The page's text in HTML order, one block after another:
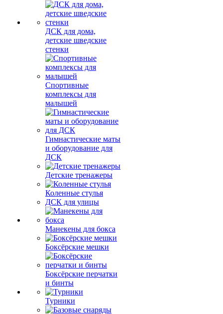
ДСК для дома,
детские шведские
стенки
Спортивные
комплексы для
малышей
Гимнастические маты
и оборудование для
ДСК
Детские тренажеры
Коленные стулья
ДСК для улицы
Манекены для бокса
Боксёрские мешки
Боксёрские перчатки
и бинты
Турники